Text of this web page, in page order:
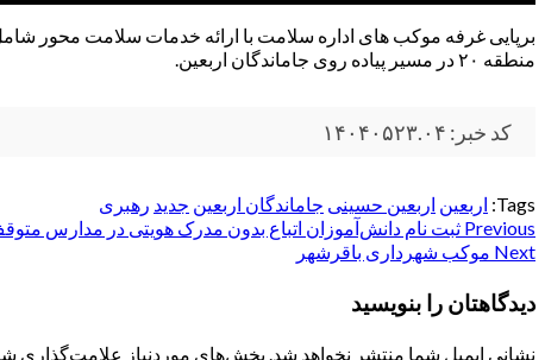
برپایی غرفه موکب های اداره سلامت با ارائه خدمات سلامت محور
منطقه ۲۰ در مسیر پیاده روی جاماندگان اربعین.
کد خبر: ۱۴۰۴۰۵۲۳.۰۴
Tags: اربعین اربعین حسینی جاماندگان اربعین جدید رهبری
Post
navigation
Previous ثبت نام دانش‌آموزان اتباع بدون مدرک هویتی در مدارس
Next موکب شهرداری باقرشهر
دیدگاهتان را بنویسید
نشانی ایمیل شما منتشر نخواهد شد. بخش‌های موردنیاز علامت‌گذاری